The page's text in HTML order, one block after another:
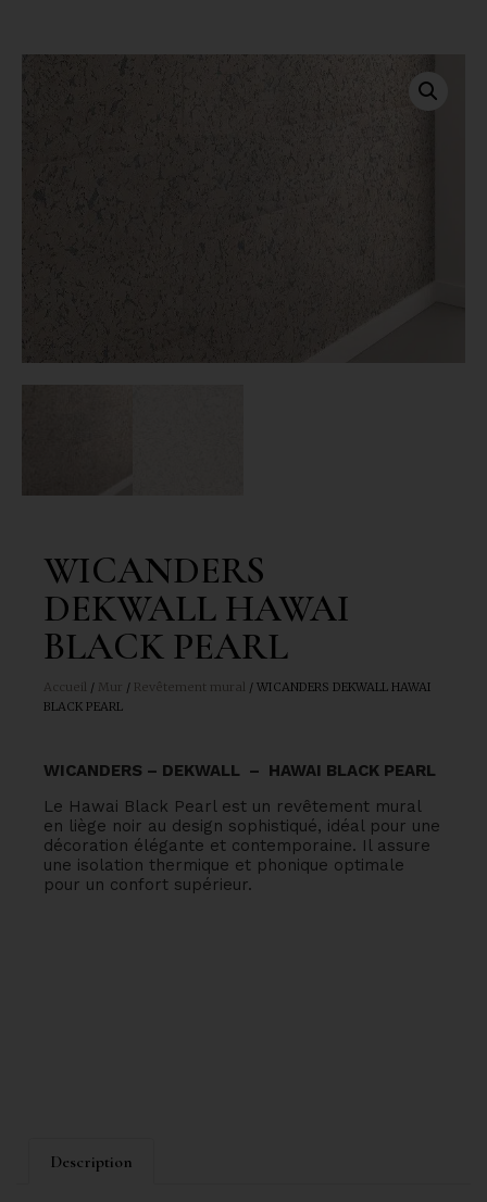
WICANDERS
DEKWALL HAWAI
BLACK PEARL
Accueil / Mur / Revêtement mural / WICANDERS DEKWALL HAWAI
BLACK PEARL
WICANDERS – DEKWALL – HAWAI BLACK PEARL
Le Hawai Black Pearl est un revêtement mural
en liège noir au design sophistiqué, idéal pour une
décoration élégante et contemporaine. Il assure
une isolation thermique et phonique optimale
pour un confort supérieur.
Description